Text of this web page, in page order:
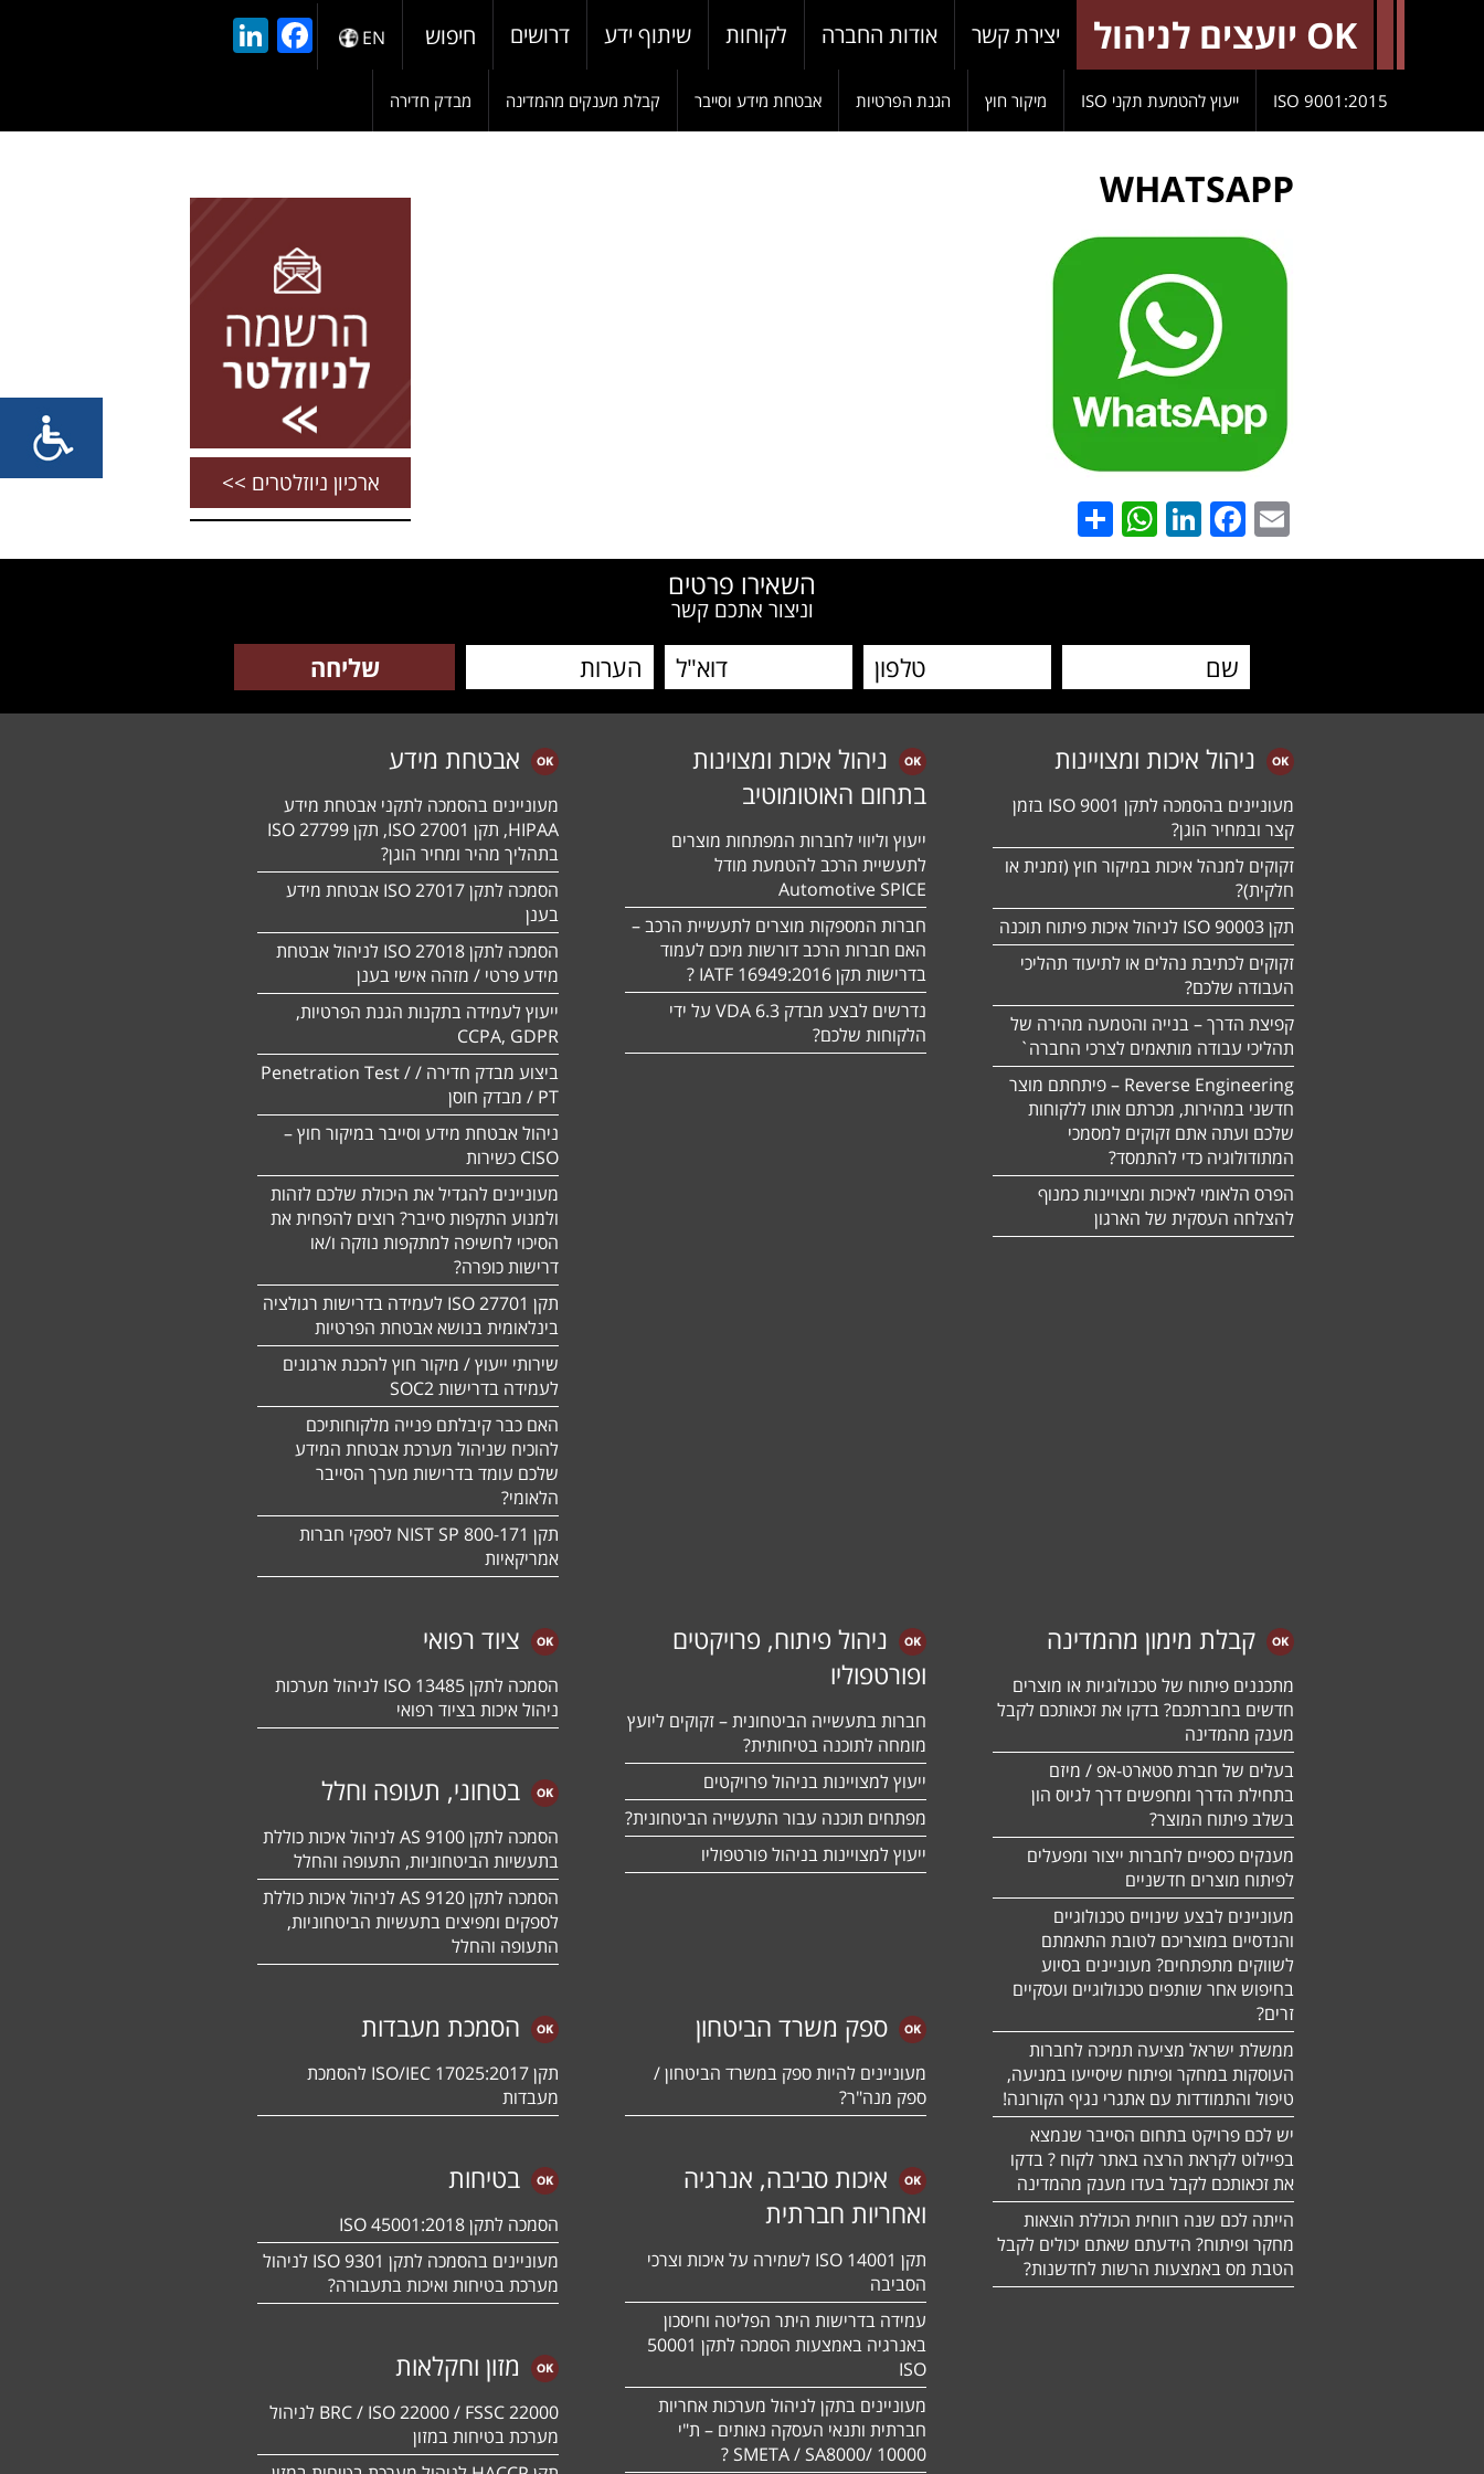
OK יועצים לניהול יצירת קשר אודות החברה לקוחות שיתוף ידע דרושים חיפוש EN
Facebook
9001:2015 ISO ייעוץ להטמעת תקני ISO מיקור חוץ הגנת הפרטיות אבטחת מידע וסייבר קבלת מענקים מהמדינה מבדק חדירה
WHATSAPP
Email
Facebook
LinkedIn
WhatsApp
ארכיון ניוזלטרים >>
השאירו פרטים
וניצור אתכם קשר
ניהול איכות ומצויינות
מעוניינים בהסמכה לתקן ISO 9001 בזמן
קצר ובמחיר הוגן?
זקוקים למנהל איכות במיקור חוץ (זמנית או
חלקית)?
תקן ISO 90003 לניהול איכות פיתוח תוכנה
זקוקים לכתיבת נהלים או לתיעוד תהליכי
העבודה שלכם?
קפיצת הדרך – בנייה והטמעה מהירה של
תהליכי עבודה מותאמים לצרכי החברה`
Reverse Engineering – פיתחתם מוצר
חדשני במהירות, מכרתם אותו ללקוחות
שלכם ועתה אתם זקוקים למסמכי
המתודולוגיה כדי להתמסד?
הפרס הלאומי לאיכות ומצויינות כמנוף
להצלחה העסקית של הארגון
ניהול איכות ומצוינות
בתחום האוטומוטיב
ייעוץ וליווי לחברות המפתחות מוצרים
לתעשיית הרכב להטמעת מודל
Automotive SPICE
חברות המספקות מוצרים לתעשיית הרכב –
האם חברות הרכב דורשות מיכם לעמוד
בדרישות תקן 16949:2016 IATF ?
נדרשים לבצע מבדק VDA 6.3 על ידי
הלקוחות שלכם?
אבטחת מידע
מעוניינים בהסמכה לתקני אבטחת מידע
בתהליך מהיר ומחיר הוגן?
הסמכה לתקן 27017 ISO אבטחת מידע
בענן
הסמכה לתקן ISO 27018 לניהול אבטחת
מידע פרטי / מזהה אישי בענן
ייעוץ לעמידה בתקנות הגנת הפרטיות,
CCPA, GDPR
ביצוע מבדק חדירה / Penetration Test /
PT / מבדק חוסן
ניהול אבטחת מידע וסייבר במיקור חוץ –
CISO כשירות
מעוניינים להגדיל את היכולת שלכם לזהות
ולמנוע התקפות סייבר? רוצים להפחית את
הסיכוי לחשיפה למתקפות נוזקה ו/או
דרישות כופרה?
תקן 27701 ISO לעמידה בדרישות רגולציה
בינלאומית בנושא אבטחת הפרטיות
שירותי ייעוץ / מיקור חוץ להכנת ארגונים
לעמידה בדרישות SOC2
האם כבר קיבלתם פנייה מלקוחותיכם
להוכיח שניהול מערכת אבטחת המידע
שלכם עומד בדרישות מערך הסייבר
הלאומי?
תקן NIST SP 800-171 לספקי חברות
אמריקאיות
קבלת מימון מהמדינה
מתכננים פיתוח של טכנולוגיות או מוצרים
חדשים בחברתכם? בדקו את זכאותכם לקבל
מענק מהמדינה
בעלים של חברת סטארט-אפ / מיזם
בתחילת הדרך ומחפשים דרך לגיוס הון
בשלב פיתוח המוצר?
מענקים כספיים לחברות ייצור ומפעלים
לפיתוח מוצרים חדשניים
מעוניינים לבצע שינויים טכנולוגיים
והנדסיים במוצריכם לטובת התאמתם
לשווקים מתפתחים? מעוניינים בסיוע
בחיפוש אחר שותפים טכנולוגיים ועסקיים
זרים?
ממשלת ישראל מציעה תמיכה לחברות
העוסקות במחקר ופיתוח שיסייעו במניעה,
טיפול והתמודדות עם אתגרי נגיף הקורונה!
יש לכם פרויקט בתחום הסייבר שנמצא
בפיילוט לקראת הרצה באתר לקוח ? בדקו
את זכאותכם לקבל בעדו מענק מהמדינה
הייתה לכם שנה רווחית הכוללת הוצאות
מחקר ופיתוח? הידעתם שאתם יכולים לקבל
הטבת מס באמצעות הרשות לחדשנות?
ניהול פיתוח, פרויקטים
ופורטפוליו
חברות בתעשייה הביטחונית – זקוקים ליועץ
מומחה לתוכנה בטיחותית?
ייעוץ למצויינות בניהול פרויקטים
מפתחים תוכנה עבור התעשייה הביטחונית?
ייעוץ למצויינות בניהול פורטפוליו
ציוד רפואי
הסמכה לתקן 13485 ISO לניהול מערכות
ניהול איכות בציוד רפואי
בטחוני, תעופה וחלל
הסמכה לתקן 9100 AS לניהול איכות כוללת
בתעשיות הביטחוניות, התעופה והחלל
הסמכה לתקן 9120 AS לניהול איכות כוללת
לספקים ומפיצים בתעשיות הביטחוניות,
התעופה והחלל
ספק משרד הביטחון
מעוניינים להיות ספק במשרד הביטחון /
ספק מנה"ר?
הסמכת מעבדות
תקן ISO/IEC 17025:2017 להסמכת
מעבדות
איכות סביבה, אנרגיה
ואחריות חברתית
תקן ISO 14001 לשמירה על איכות וצרכי
הסביבה
עמידה בדרישות היתר הפליטה וחיסכון
באנרגיה באמצעות הסמכה לתקן 50001
ISO
מעוניינים בתקן לניהול מערכות אחריות
חברתית ותנאי העסקה נאותים – ת"י
10000 /SMETA / SA8000 ?
בטיחות
הסמכה לתקן ISO 45001:2018
מעוניינים בהסמכה לתקן ISO 9301 לניהול
מערכת בטיחות ואיכות בתעבורה?
מזון וחקלאות
BRC / ISO 22000 / FSSC 22000 לניהול
מערכת בטיחות במזון